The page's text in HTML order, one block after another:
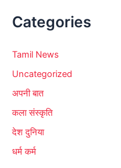
Categories
Tamil News
Uncategorized
अपनी बात
कला संस्कृति
देश दुनिया
धर्म कर्म